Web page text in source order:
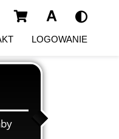
LOGOWANIE
–